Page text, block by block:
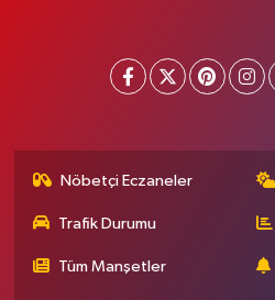
Nöbetçi Eczaneler
Trafik Durumu
Tüm Manşetler